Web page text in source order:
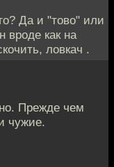
Да и "тово" или
вроде как на
ловкач .
Прежде чем
чужие.